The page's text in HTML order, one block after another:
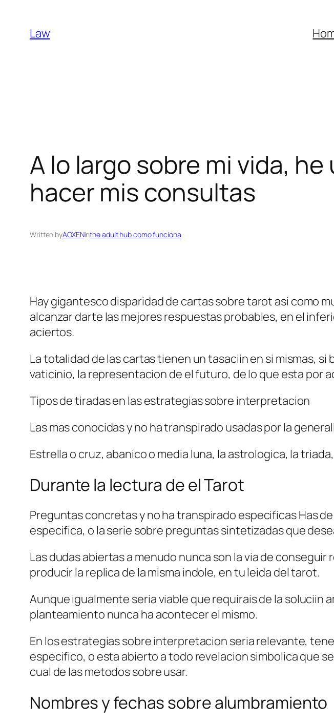
content
Law
A lo largo sobre mi vida,
hacer mis consultas
Written byAOXENinthe adult hub como funciona
Hay gigantesco disparidad de cartas sobre tarot asi­ como
alcanzar darte las mejores respuestas probables, en el
aciertos.
La totalidad de las cartas tienen un tasaciin en si mismas,
vaticinio, la representacion de el futuro, de lo que esta por
Tipos de tiradas en las estrategias sobre interpretacion
Las mas conocidas y no ha transpirado usadas por la
Estrella o cruz, abanico o media luna, la astrologica, la
Durante la lectura de el Tarot
Preguntas concretas y no ha transpirado especificas Has
especifica, o la serie sobre preguntas sintetizadas que
Las dudas abiertas a menudo nunca son la via de
producir la replica de la misma indole, en tu leida del tarot.
Aunque igualmente seri­a viable que requirais de la soluciin
planteamiento nunca ha acontecer el mismo.
En los estrategias sobre interpretacion seri­a relevante,
especifico, o esta abierto a todo revelacion simbolica que
cual de las metodos sobre usar.
Nombres y fechas sobre alumbramiento